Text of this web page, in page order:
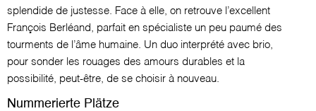
splendide de justesse. Face à elle, on retrouve l’excellent
François Berléand, parfait en spécialiste un peu paumé des
tourments de l’âme humaine. Un duo interprété avec brio,
pour sonder les rouages des amours durables et la
possibilité, peut-être, de se choisir à nouveau.
Nummerierte Plätze